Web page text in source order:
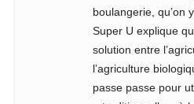
boulangerie, qu’on
Super U explique
solution entre
l’agriculture
passe passe pour